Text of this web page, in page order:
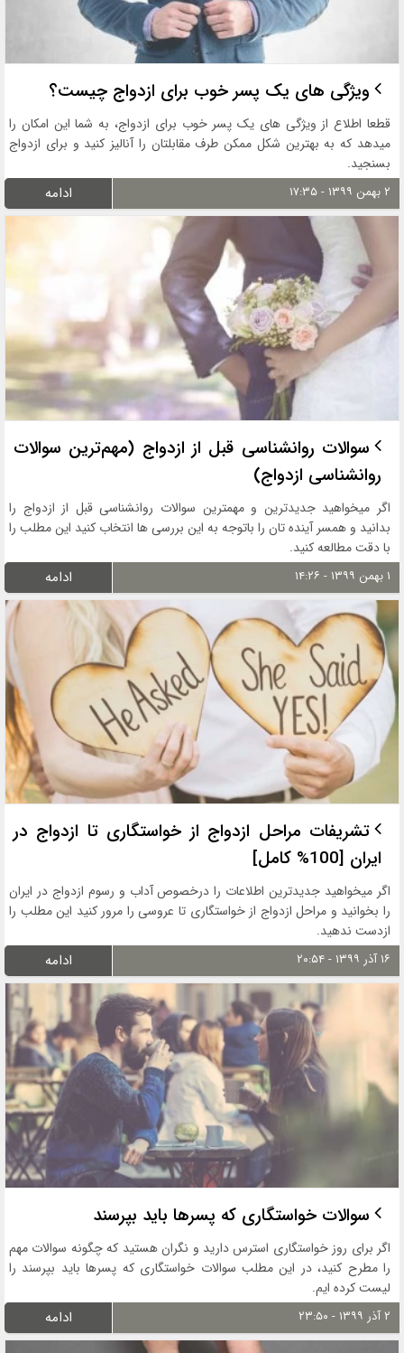
ویژگی های یک پسر خوب برای ازدواج چیست؟
قطعا اطلاع از ویژگی های یک پسر خوب برای ازدواج، به شما این امکان را
میدهد که به بهترین شکل ممکن طرف مقابلتان را آنالیز کنید و برای ازدواج
بسنجید.
۲ بهمن ۱۳۹۹ - ۱۷:۳۵ ادامه
سوالات روانشناسی قبل از ازدواج (مهم‌ترین سوالات
روانشناسی ازدواج)
اگر میخواهید جدیدترین و مهمترین سوالات روانشناسی قبل از ازدواج را
بدانید و همسر آینده تان را باتوجه به این بررسی ها انتخاب کنید این مطلب را
با دقت مطالعه کنید.
۱ بهمن ۱۳۹۹ - ۱۴:۲۶ ادامه
تشریفات مراحل ازدواج از خواستگاری تا ازدواج در
ایران [100% کامل]
اگر میخواهید جدیدترین اطلاعات را درخصوص آداب و رسوم ازدواج در ایران
را بخوانید و مراحل ازدواج از خواستگاری تا عروسی را مرور کنید این مطلب را
ازدست ندهید.
۱۶ آذر ۱۳۹۹ - ۲۰:۵۴ ادامه
سوالات خواستگاری که پسرها باید بپرسند
اگر برای روز خواستگاری استرس دارید و نگران هستید که چگونه سوالات مهم
را مطرح کنید، در این مطلب سوالات خواستگاری که پسرها باید بپرسند را
لیست کرده ایم.
۲ آذر ۱۳۹۹ - ۲۳:۵۰ ادامه